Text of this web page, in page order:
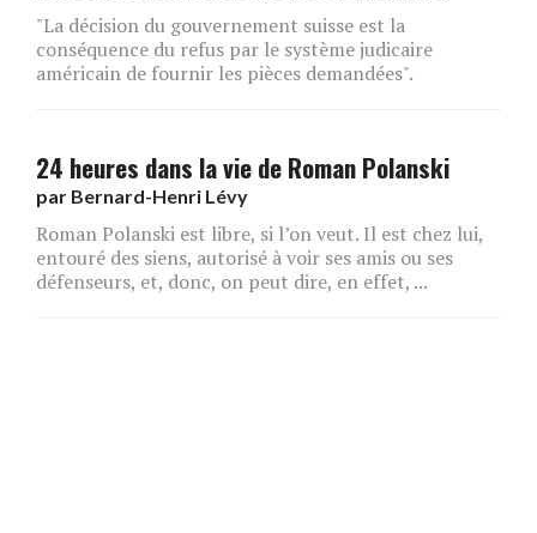
"La décision du gouvernement suisse est la
conséquence du refus par le système judicaire
américain de fournir les pièces demandées".
24 heures dans la vie de Roman Polanski
par Bernard-Henri Lévy
Roman Polanski est libre, si l’on veut. Il est chez lui,
entouré des siens, autorisé à voir ses amis ou ses
défenseurs, et, donc, on peut dire, en effet, ...